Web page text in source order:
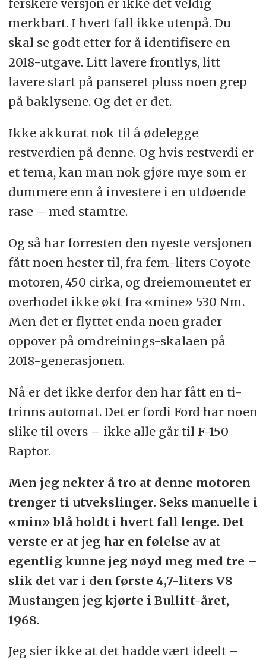
ferskere versjon er ikke det veldig
merkbart. I hvert fall ikke utenpå. Du
skal se godt etter for å identifisere en
2018-utgave. Litt lavere frontlys, litt
lavere start på panseret pluss noen grep
på baklysene. Og det er det.
Ikke akkurat nok til å ødelegge
restverdien på denne. Og hvis restverdi er
et tema, kan man nok gjøre mye som er
dummere enn å investere i en utdøende
rase – med stamtre.
Og så har forresten den nyeste versjonen
fått noen hester til, fra fem-liters Coyote
motoren, 450 cirka, og dreiemomentet er
overhodet ikke økt fra «mine» 530 Nm.
Men det er flyttet enda noen grader
oppover på omdreinings-skalaen på
2018-generasjonen.
Nå er det ikke derfor den har fått en ti-
trinns automat. Det er fordi Ford har noen
slike til overs – ikke alle går til F-150
Raptor.
Men jeg nekter å tro at denne motoren
trenger ti utvekslinger. Seks manuelle i
«min» blå holdt i hvert fall lenge. Det
verste er at jeg har en følelse av at
egentlig kunne jeg nøyd meg med tre –
slik det var i den første 4,7-liters V8
Mustangen jeg kjørte i Bullitt-året,
1968.
Jeg sier ikke at det hadde vært ideelt –